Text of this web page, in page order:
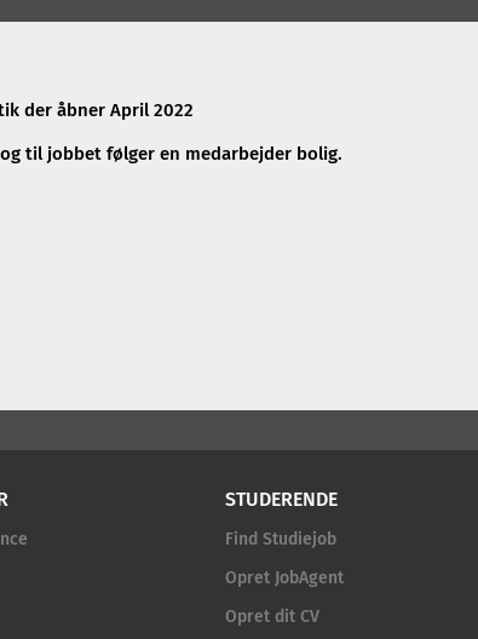
der åbner April 2022
til jobbet følger en medarbejder bolig.
STUDERENDE
Find Studiejob
Opret JobAgent
Opret dit CV